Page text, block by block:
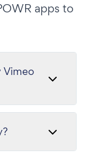
apps to
Vimeo